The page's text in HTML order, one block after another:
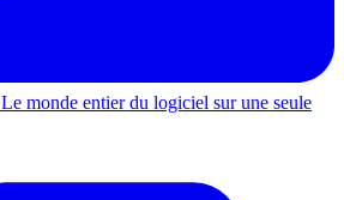
Le monde entier du logiciel sur une seule